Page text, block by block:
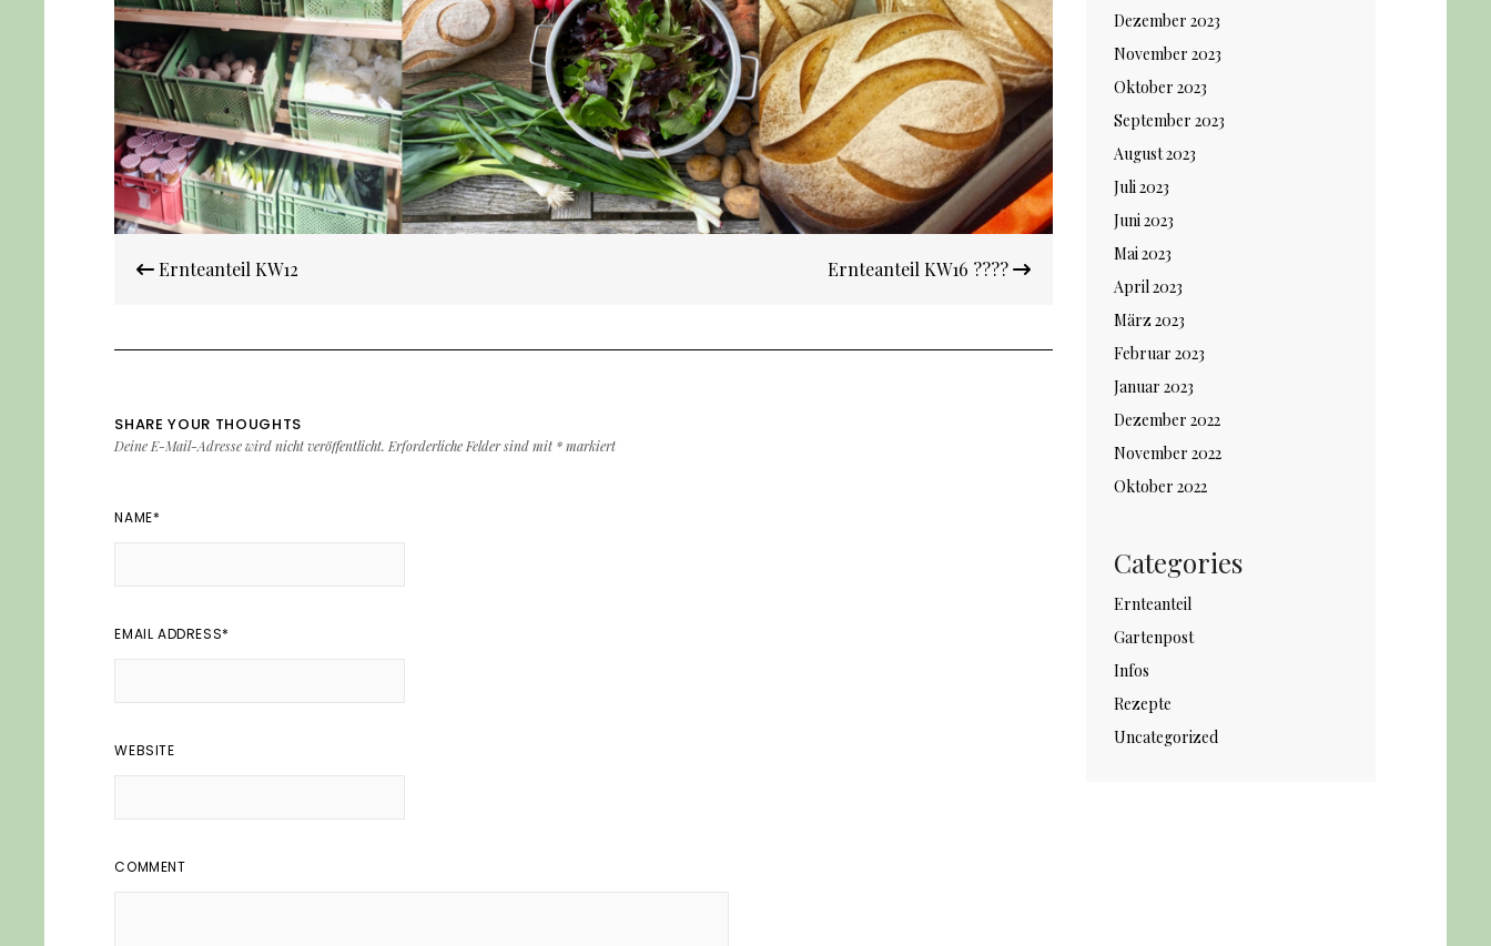
Navigation
Ernteanteil KW12 Ernteanteil KW16 ????
SHARE YOUR THOUGHTS
Deine E-Mail-Adresse wird nicht veröffentlicht. Erforderliche Felder sind mit *markiert
NAME*
EMAIL ADDRESS*
WEBSITE
COMMENT
Dezember 2023
November 2023
Oktober 2023
September 2023
August 2023
Juli 2023
Juni 2023
Mai 2023
April 2023
März 2023
Februar 2023
Januar 2023
Dezember 2022
November 2022
Oktober 2022
Categories
Ernteanteil
Gartenpost
Infos
Rezepte
Uncategorized